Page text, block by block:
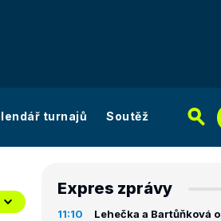
turnajů Soutěž
Expres zprávy
11:10
Lehečka a Bartůňková o